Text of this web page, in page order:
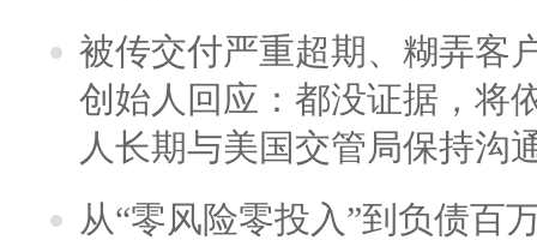
被传交付严重超期、糊弄客
创始人回应：都没证据，将
人长期与美国交管局保持沟
从“零风险零投入”到负债百